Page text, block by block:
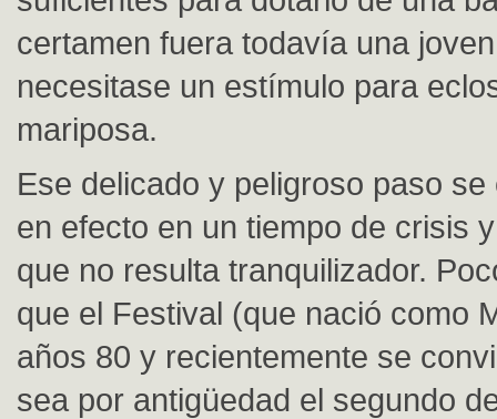
certamen fuera todavía una
necesitase un estímulo para
mariposa.
Ese delicado y peligroso paso se
en efecto en un tiempo de crisis
que no resulta tranquilizador.
que el Festival (que nació como
años 80 y recientemente se
sea por antigüedad el segundo